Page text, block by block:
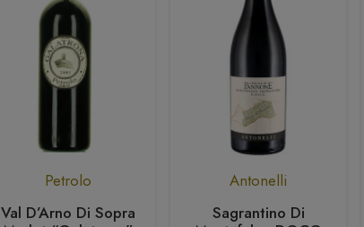
Petrolo
Val D’Arno Di Sopra
Antonelli
Sagrantino Di